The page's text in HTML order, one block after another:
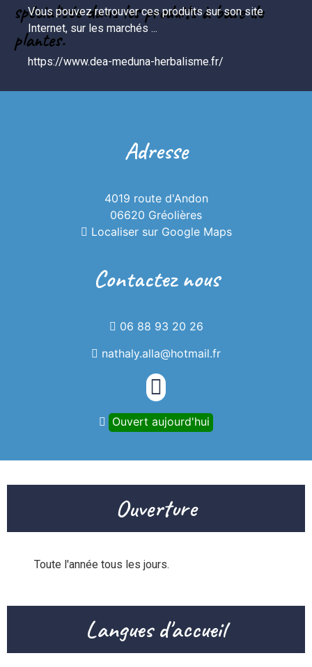
spécialisée dans les produits à base de
plantes.
Vous pouvez retrouver ces produits sur son site
Internet, sur les marchés ...
https://www.dea-meduna-herbalisme.fr/
Adresse
4019 route d'Andon
06620 Gréolières
Localiser sur Google Maps
Contactez nous
06 88 93 20 26
nathaly.alla@hotmail.fr
Ouvert aujourd'hui
Ouverture
Toute l'année tous les jours.
Langues d'accueil